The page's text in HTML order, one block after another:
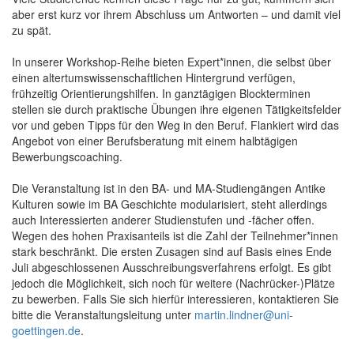
aber erst kurz vor ihrem Abschluss um Antworten – und damit viel
zu spät.
In unserer Workshop-Reihe bieten Expert*innen, die selbst über
einen altertumswissenschaftlichen Hintergrund verfügen,
frühzeitig Orientierungshilfen. In ganztägigen Blockterminen
stellen sie durch praktische Übungen ihre eigenen Tätigkeitsfelder
vor und geben Tipps für den Weg in den Beruf. Flankiert wird das
Angebot von einer Berufsberatung mit einem halbtägigen
Bewerbungscoaching.
Die Veranstaltung ist in den BA- und MA-Studiengängen Antike
Kulturen sowie im BA Geschichte modularisiert, steht allerdings
auch Interessierten anderer Studienstufen und -fächer offen.
Wegen des hohen Praxisanteils ist die Zahl der Teilnehmer*innen
stark beschränkt. Die ersten Zusagen sind auf Basis eines Ende
Juli abgeschlossenen Ausschreibungsverfahrens erfolgt. Es gibt
jedoch die Möglichkeit, sich noch für weitere (Nachrücker-)Plätze
zu bewerben. Falls Sie sich hierfür interessieren, kontaktieren Sie
bitte die Veranstaltungsleitung unter martin.lindner@uni-
goettingen.de.